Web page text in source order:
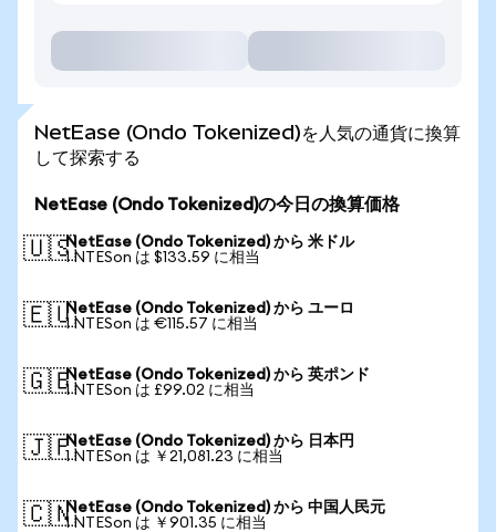
NetEase (Ondo Tokenized)を人気の通貨に換算
して探索する
NetEase (Ondo Tokenized)の今日の換算価格
🇺🇸NetEase (Ondo Tokenized) から 米ドル
1 NTESon は $133.59 に相当
🇪🇺NetEase (Ondo Tokenized) から ユーロ
1 NTESon は €115.57 に相当
🇬🇧NetEase (Ondo Tokenized) から 英ポンド
1 NTESon は £99.02 に相当
🇯🇵NetEase (Ondo Tokenized) から 日本円
1 NTESon は ￥21,081.23 に相当
🇨🇳NetEase (Ondo Tokenized) から 中国人民元
1 NTESon は ￥901.35 に相当